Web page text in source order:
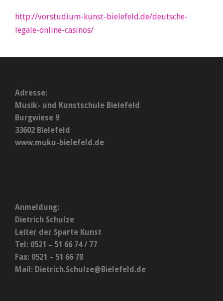
http://vorstudium-kunst-bielefeld.de/deutsche-
legale-online-casinos/
Adresse:
Musik- und Kunstschule Bielefeld
Burgwiese 9
33602 Bielefeld
www.muku-bielefeld.de
Anmeldung:
Dietrich Schulze
Leiter der Sparte Kunst
Tel: 0521 – 51 66 74 / 77
Fax: 0521 – 51 66 78
Mail: Dietrich.Schulze@Bielefeld.de